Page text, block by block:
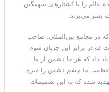
خبر خوبی برای
برمیآید که توافقی به دست
پاسدار احمد وحیدی، سرکرده
عالم را با کشتار‌های سهمگین
بسر می‌برند.
در مجامع بین‌المللی، صاحب
که در برابر این جریان شوم
یاد داد که هر جا دشمن از ما
عظمت ما چشم دشمن را خیره
شده که به این تصمیمات